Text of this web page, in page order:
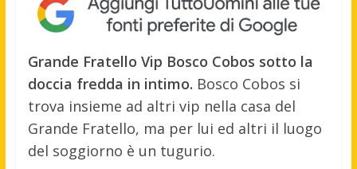
Grande Fratello Vip Bosco Cobos sotto la
doccia fredda in intimo. Bosco Cobos si
trova insieme ad altri vip nella casa del
Grande Fratello, ma per lui ed altri il luogo
del soggiorno è un tugurio.